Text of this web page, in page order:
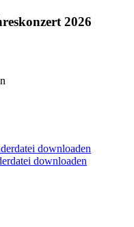
2026
downloaden
downloaden